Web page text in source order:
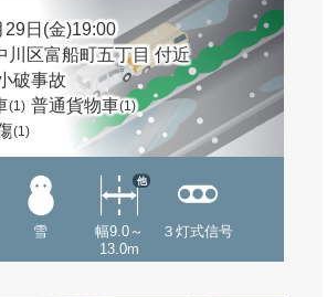
29日(金)19:00
川区富船町五丁目 付近
破事故
(1) 普通貨物車(1)
(1)
雪
幅9.0～
13.0m
他
３灯式信号